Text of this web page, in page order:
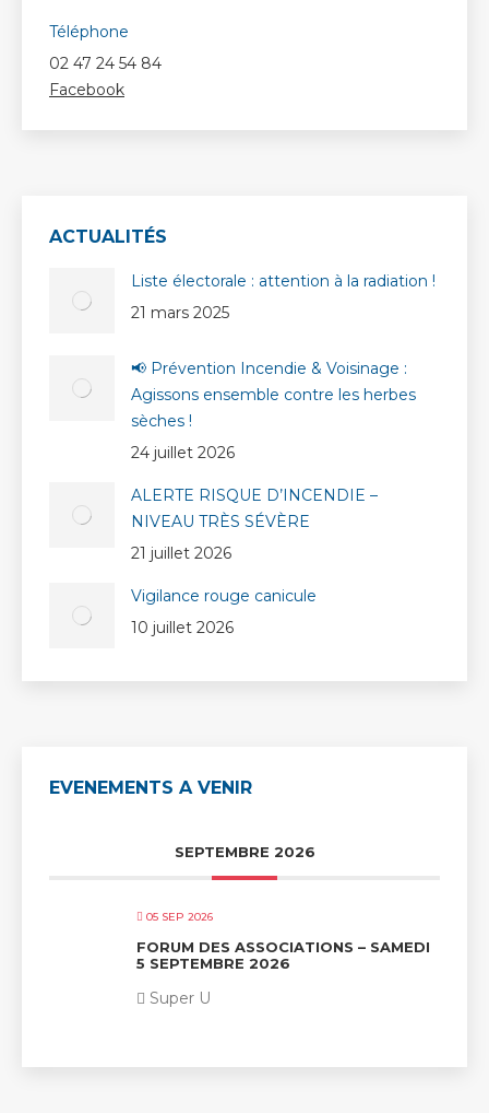
Téléphone
02 47 24 54 84
Facebook
ACTUALITÉS
Liste électorale : attention à la radiation !
21 mars 2025
📢 Prévention Incendie & Voisinage :
Agissons ensemble contre les herbes
sèches !
24 juillet 2026
ALERTE RISQUE D’INCENDIE –
NIVEAU TRÈS SÉVÈRE
21 juillet 2026
Vigilance rouge canicule
10 juillet 2026
EVENEMENTS A VENIR
SEPTEMBRE 2026
05 SEP 2026
FORUM DES ASSOCIATIONS – SAMEDI
5 SEPTEMBRE 2026
Super U